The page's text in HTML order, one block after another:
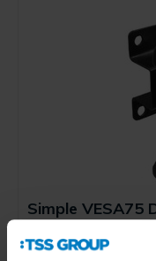
Simple VESA75
+/-30°, natočen9 +/-